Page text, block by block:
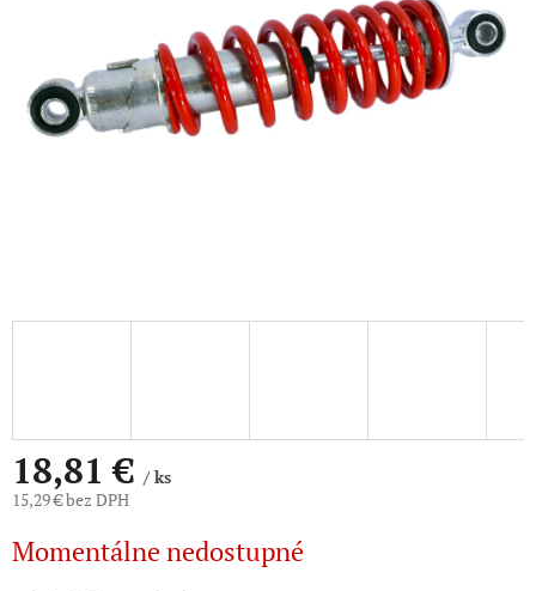
18,81 €/ ks
15,29 € bez DPH
cena:
Momentálne nedostupné